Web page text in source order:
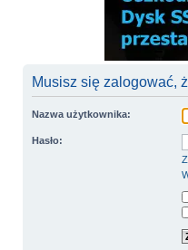
Musisz się zalogować,
Nazwa użytkownika:
Hasło: